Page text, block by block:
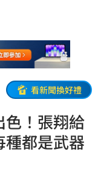
看新聞換好禮
色！張翔給
都是武器